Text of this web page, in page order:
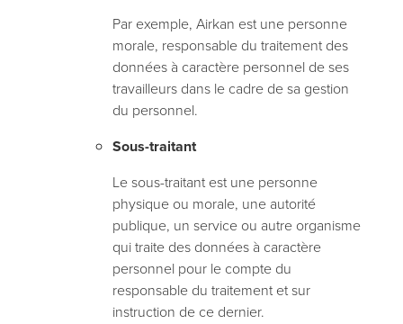
Par exemple, Airkan est une personne
morale, responsable du traitement des
données à caractère personnel de ses
travailleurs dans le cadre de sa gestion
du personnel.
Sous-traitant
Le sous-traitant est une personne
physique ou morale, une autorité
publique, un service ou autre organisme
qui traite des données à caractère
personnel pour le compte du
responsable du traitement et sur
instruction de ce dernier.